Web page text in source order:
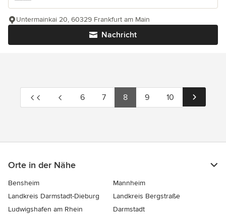
Nachricht
Untermainkai 20, 60329 Frankfurt am Main
6 7 8 9 10
Orte in der Nähe
Bensheim
Mannheim
Landkreis Darmstadt-Dieburg
Landkreis Bergstraße
Ludwigshafen am Rhein
Darmstadt